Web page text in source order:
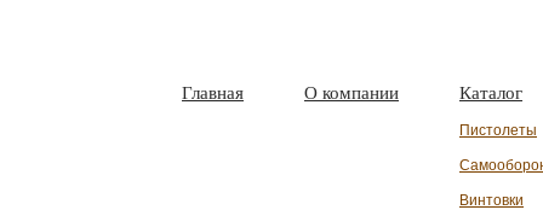
Главная О компании Каталог
Пистолеты
Винтовки